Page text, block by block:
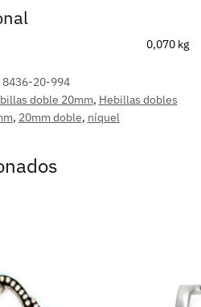
0,070 kg
8436-20-994
doble 20mm, Hebillas dobles
, 20mm doble, níquel